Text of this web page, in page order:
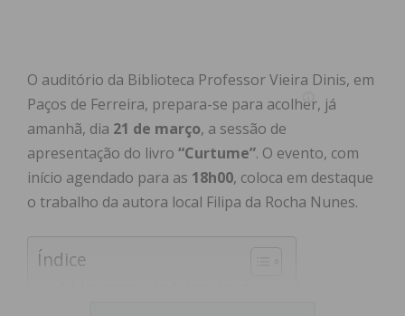
O auditório da Biblioteca Professor Vieira Dinis, em
Paços de Ferreira, prepara-se para acolher, já
amanhã, dia 21 de março, a sessão de
apresentação do livro “Curtume”. O evento, com
início agendado para as 18h00, coloca em destaque
o trabalho da autora local Filipa da Rocha Nunes.
Índice